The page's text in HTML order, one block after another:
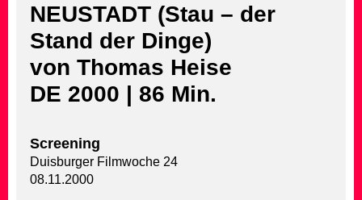
NEUSTADT (Stau – der
Stand der Dinge)
von Thomas Heise
DE 2000 | 86 Min.
Screening
Duisburger Filmwoche 24
08.11.2000